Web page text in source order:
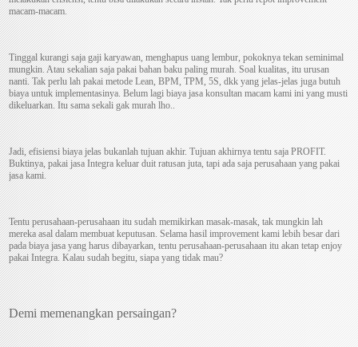
macam-macam.
Tinggal kurangi saja gaji karyawan, menghapus uang lembur, pokoknya tekan seminimal
mungkin. Atau sekalian saja pakai bahan baku paling murah. Soal kualitas, itu urusan
nanti. Tak perlu lah pakai metode Lean, BPM, TPM, 5S, dkk yang jelas-jelas juga butuh
biaya untuk implementasinya. Belum lagi biaya jasa konsultan macam kami ini yang musti
dikeluarkan. Itu sama sekali gak murah lho..
Jadi, efisiensi biaya jelas bukanlah tujuan akhir. Tujuan akhirnya tentu saja PROFIT.
Buktinya, pakai jasa Integra keluar duit ratusan juta, tapi ada saja perusahaan yang pakai
jasa kami.
Tentu perusahaan-perusahaan itu sudah memikirkan masak-masak, tak mungkin lah
mereka asal dalam membuat keputusan. Selama hasil improvement kami lebih besar dari
pada biaya jasa yang harus dibayarkan, tentu perusahaan-perusahaan itu akan tetap enjoy
pakai Integra. Kalau sudah begitu, siapa yang tidak mau?
Demi memenangkan persaingan?